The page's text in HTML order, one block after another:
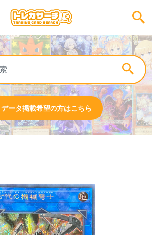
データ掲載希望の方はこちら